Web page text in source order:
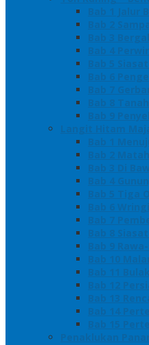
Bab 1 Jalur
Bab 2
Bab 3
Bab 4
Bab 5
Bab 6
Bab 7
Bab 8
Bab 9
Langit Hitam
Bab 1
Bab 2
Bab 3 Di
Bab 4
Bab 5 Tiga
Bab 6
Bab 7
Bab 8
Bab 9
Bab 10
Bab 11
Bab 12
Bab 13
Bab 14
Bab 15
Penaklukan